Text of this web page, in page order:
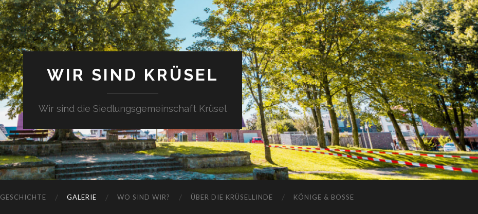
WIR SIND KRÜSEL
Wir sind die Siedlungsgemeinschaft Krüsel
GESCHICHTE GALERIE WO SIND WIR? ÜBER DIE KRÜSELLINDE KÖNIGE & BOSSE